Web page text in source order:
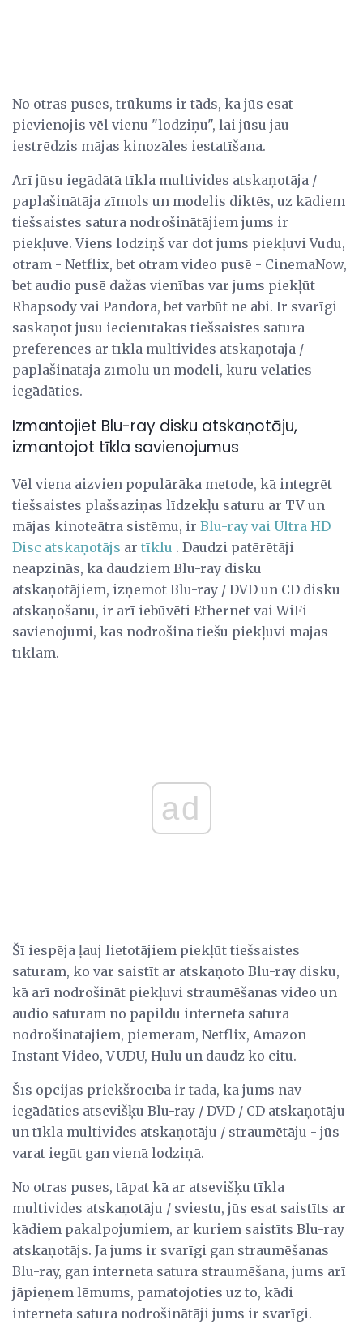
No otras puses, trūkums ir tāds, ka jūs esat
pievienojis vēl vienu "lodziņu", lai jūsu jau
iestrēdzis mājas kinozāles iestatīšana.
Arī jūsu iegādātā tīkla multivides atskaņotāja /
paplašinātāja zīmols un modelis diktēs, uz kādiem
tiešsaistes satura nodrošinātājiem jums ir
piekļuve. Viens lodziņš var dot jums piekļuvi Vudu,
otram - Netflix, bet otram video pusē - CinemaNow,
bet audio pusē dažas vienības var jums piekļūt
Rhapsody vai Pandora, bet varbūt ne abi. Ir svarīgi
saskaņot jūsu iecienītākās tiešsaistes satura
preferences ar tīkla multivides atskaņotāja /
paplašinātāja zīmolu un modeli, kuru vēlaties
iegādāties.
Izmantojiet Blu-ray disku atskaņotāju,
izmantojot tīkla savienojumus
Vēl viena aizvien populārāka metode, kā integrēt
tiešsaistes plašsaziņas līdzekļu saturu ar TV un
mājas kinoteātra sistēmu, ir Blu-ray vai Ultra HD
Disc atskaņotājs ar tīklu . Daudzi patērētāji
neapzinās, ka daudziem Blu-ray disku
atskaņotājiem, izņemot Blu-ray / DVD un CD disku
atskaņošanu, ir arī iebūvēti Ethernet vai WiFi
savienojumi, kas nodrošina tiešu piekļuvi mājas
tīklam.
ad
Šī iespēja ļauj lietotājiem piekļūt tiešsaistes
saturam, ko var saistīt ar atskaņoto Blu-ray disku,
kā arī nodrošināt piekļuvi straumēšanas video un
audio saturam no papildu interneta satura
nodrošinātājiem, piemēram, Netflix, Amazon
Instant Video, VUDU, Hulu un daudz ko citu.
Šīs opcijas priekšrocība ir tāda, ka jums nav
iegādāties atsevišķu Blu-ray / DVD / CD atskaņotāju
un tīkla multivides atskaņotāju / straumētāju - jūs
varat iegūt gan vienā lodziņā.
No otras puses, tāpat kā ar atsevišķu tīkla
multivides atskaņotāju / sviestu, jūs esat saistīts ar
kādiem pakalpojumiem, ar kuriem saistīts Blu-ray
atskaņotājs. Ja jums ir svarīgi gan straumēšanas
Blu-ray, gan interneta satura straumēšana, jums arī
jāpieņem lēmums, pamatojoties uz to, kādi
interneta satura nodrošinātāji jums ir svarīgi.